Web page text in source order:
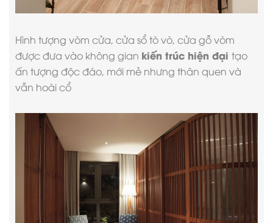
Hình tượng vòm cửa, cửa sổ tò vò, cửa gỗ vòm
được đưa vào không gian kiến trúc hiện đại tạo
ấn tượng độc đáo, mới mẻ nhưng thân quen và
vẫn hoài cổ